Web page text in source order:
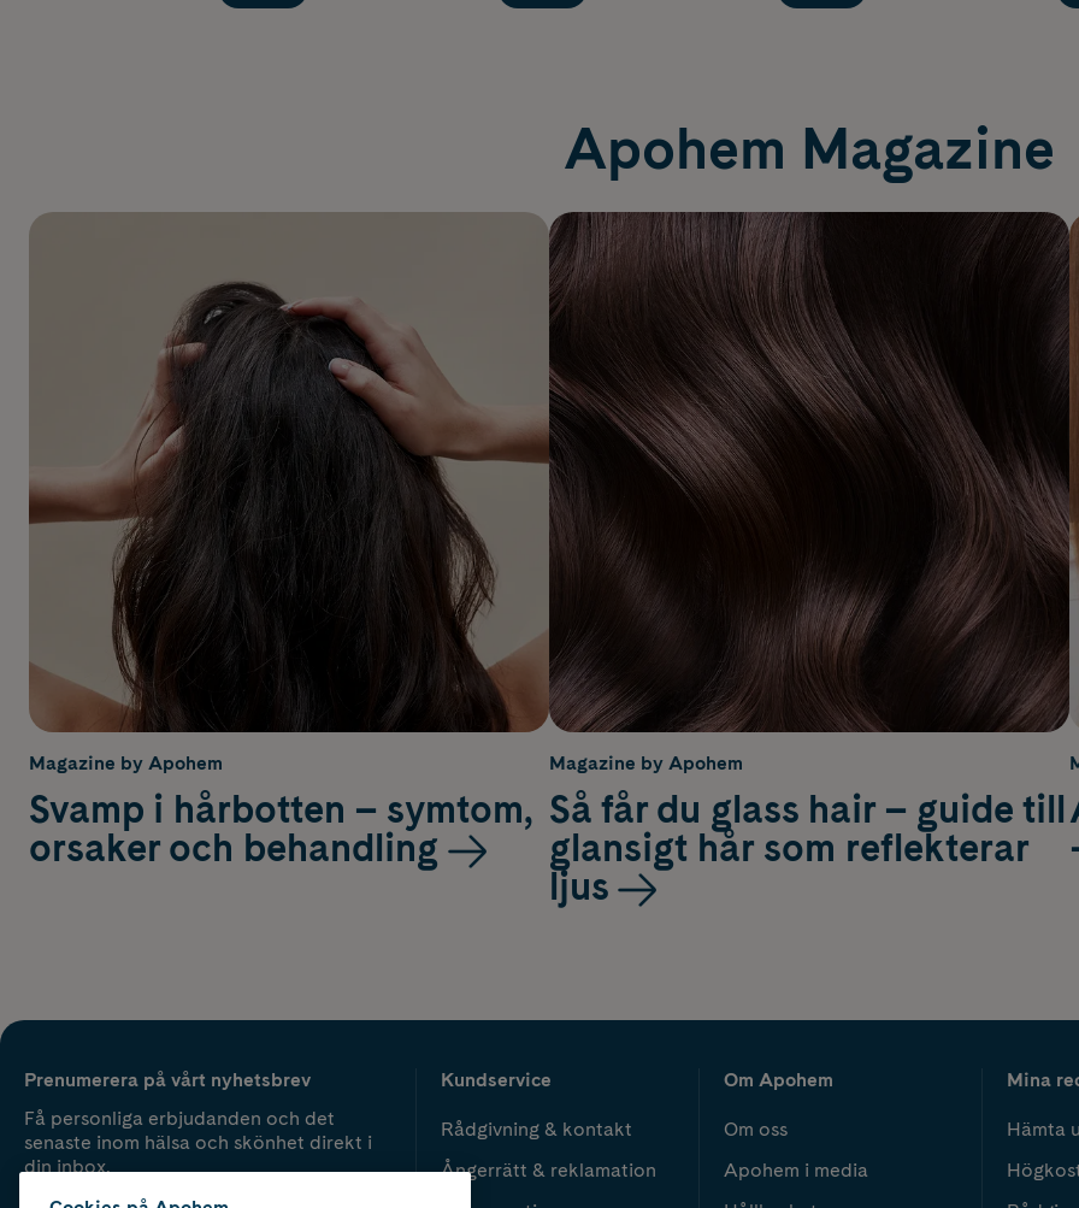
Apohem Magazine
Magazine by Apohem
Svamp i hårbotten – symtom,
orsaker och behandling
Magazine by Apohem
Så får du glass hair – guide till
glansigt hår som reflekterar
ljus
Prenumerera på vårt nyhetsbrev
Få personliga erbjudanden och det
senaste inom hälsa och skönhet direkt i
din inbox.
Kundservice
Rådgivning & kontakt
Ångerrätt & reklamation
Om Apohem
Om oss
Apohem i media
Mina
Hämta